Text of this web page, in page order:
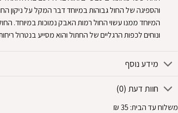
והספיגה של החול גבוהות במיוחד דבר המקל על ניקון
המיוחד ממנו עשוי החול רמות האבק נמוכות במיוחד. החול
ונוחים לכפות הרגליים של החתול והוא מסייע בנטרול
מידע נוסף
חוות דעת (0)
משלוח עד הבית:
₪